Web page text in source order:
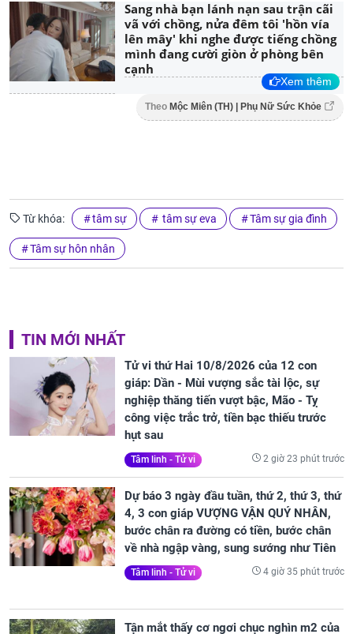
Sang nhà bạn lánh nạn sau trận cãi
vã với chồng, nửa đêm tôi 'hồn vía
lên mây' khi nghe được tiếng chồng
mình đang cười giòn ở phòng bên
cạnh
Xem thêm
Theo Mộc Miên (TH) | Phụ Nữ Sức Khỏe
Từ khóa: tâm sự tâm sự eva Tâm sự gia đình
Tâm sự hôn nhân
TIN MỚI NHẤT
Tử vi thứ Hai 10/8/2026 của 12 con
giáp: Dần - Mùi vượng sắc tài lộc, sự
nghiệp thăng tiến vượt bậc, Mão - Tỵ
công việc trắc trở, tiền bạc thiếu trước
hụt sau
Tâm linh - Tử vi 2 giờ 23 phút trước
Dự báo 3 ngày đầu tuần, thứ 2, thứ 3, thứ
4, 3 con giáp VƯỢNG VẬN QUÝ NHÂN,
bước chân ra đường có tiền, bước chân
về nhà ngập vàng, sung sướng như Tiên
Tâm linh - Tử vi 4 giờ 35 phút trước
Tận mắt thấy cơ ngơi chục nghìn m2 của